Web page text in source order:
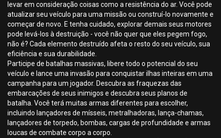
levar em consideração coisas como a resistência do ar. Você pode
atualizar seu veículo para uma missão ou construí-lo novamente e
começar de novo. E tenha cuidado, explorar demais seus motores
pode levá-los à destruição - você não quer que eles pegem fogo,
não é? Cada elemento destruído afeta o resto do seu veículo, sua
eficiência e sua durabilidade.
Participe de batalhas massivas, libere todo o potencial do seu
veículo e lance uma invasão para conquistar ilhas inteiras em uma
campanha para um jogador. Descubra as fraquezas das
embarcações de seus inimigos e descubra seus planos de
batalha. Você terá muitas armas diferentes para escolher,
incluindo lançadores de mísseis, metralhadoras, lança-chamas,
lançadores de torpedo, bombas, cargas de profundidade e armas
loucas de combate corpo a corpo.